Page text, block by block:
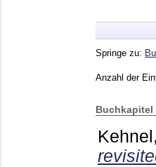
Springe zu:
Anzahl der
Buchkapitel